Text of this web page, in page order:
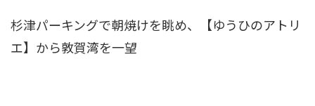
杉津パーキングで朝焼けを眺め、【ゆうひのアトリ
エ】から敦賀湾を一望